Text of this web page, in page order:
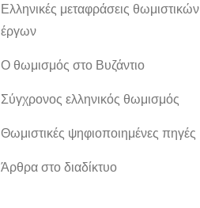
Ελληνικές μεταφράσεις θωμιστικών
έργων
Ο θωμισμός στο Βυζάντιο
Σύγχρονος ελληνικός θωμισμός
Θωμιστικές ψηφιοποιημένες πηγές
Άρθρα στο διαδίκτυο